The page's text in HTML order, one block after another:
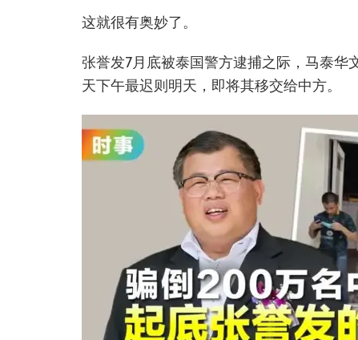
这就很有奥妙了。
张誉发7月底被泰国警方逮捕之际，马泰华
天下午最迟则明天，即将其移交给中方。